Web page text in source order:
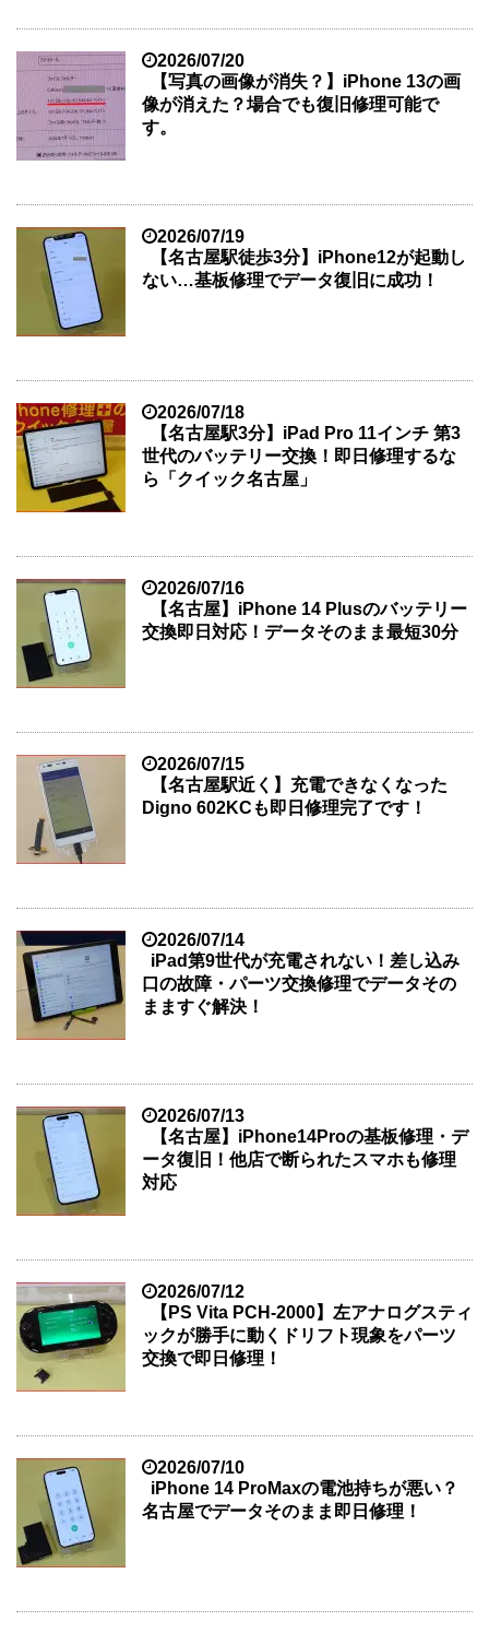
2026/07/20
【写真の画像が消失？】iPhone 13の画
像が消えた？場合でも復旧修理可能で
す。
2026/07/19
【名古屋駅徒歩3分】iPhone12が起動し
ない…基板修理でデータ復旧に成功！
2026/07/18
【名古屋駅3分】iPad Pro 11インチ 第3
世代のバッテリー交換！即日修理するな
ら「クイック名古屋」
2026/07/16
【名古屋】iPhone 14 Plusのバッテリー
交換即日対応！データそのまま最短30分
2026/07/15
【名古屋駅近く】充電できなくなった
Digno 602KCも即日修理完了です！
2026/07/14
iPad第9世代が充電されない！差し込み
口の故障・パーツ交換修理でデータその
まますぐ解決！
2026/07/13
【名古屋】iPhone14Proの基板修理・デ
ータ復旧！他店で断られたスマホも修理
対応
2026/07/12
【PS Vita PCH-2000】左アナログスティ
ックが勝手に動くドリフト現象をパーツ
交換で即日修理！
2026/07/10
iPhone 14 ProMaxの電池持ちが悪い？
名古屋でデータそのまま即日修理！